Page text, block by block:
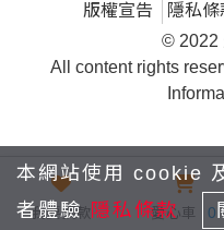
版權宣告 隱私條
© 2022
All content rights
我要捐款 愛心車 0
本網站使用 cookie
者體驗 隱私條款